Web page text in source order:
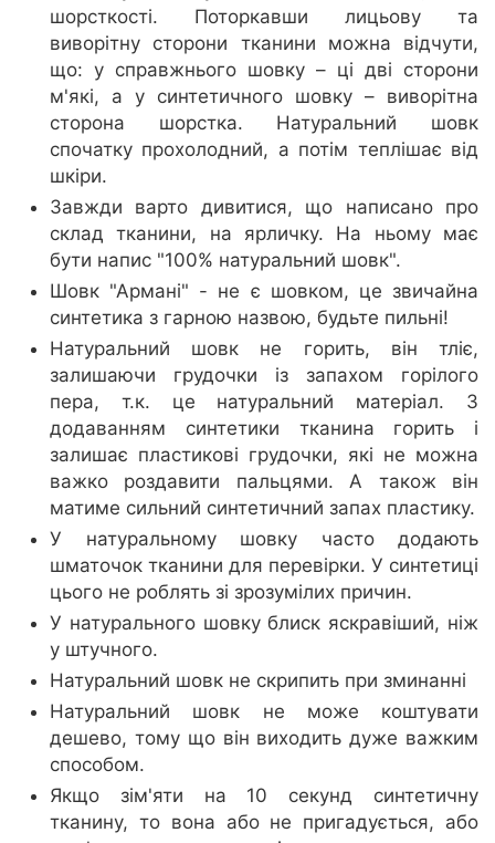
шорсткості. Поторкавши лицьову та
виворітну сторони тканини можна відчути,
що: у справжнього шовку – ці дві сторони
м'які, а у синтетичного шовку – виворітна
сторона шорстка. Натуральний шовк
спочатку прохолодний, а потім теплішає від
шкіри.
Завжди варто дивитися, що написано про
склад тканини, на ярличку. На ньому має
бути напис "100% натуральний шовк".
Шовк "Армані" - не є шовком, це звичайна
синтетика з гарною назвою, будьте пильні!
Натуральний шовк не горить, він тліє,
залишаючи грудочки із запахом горілого
пера, т.к. це натуральний матеріал. З
додаванням синтетики тканина горить і
залишає пластикові грудочки, які не можна
важко роздавити пальцями. А також він
матиме сильний синтетичний запах пластику.
У натуральному шовку часто додають
шматочок тканини для перевірки. У синтетиці
цього не роблять зі зрозумілих причин.
У натурального шовку блиск яскравіший, ніж
у штучного.
Натуральний шовк не скрипить при зминанні
Натуральний шовк не може коштувати
дешево, тому що він виходить дуже важким
способом.
Якщо зім'яти на 10 секунд синтетичну
тканину, то вона або не пригадується, або